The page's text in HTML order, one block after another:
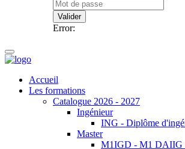
Valider
Error:
Accueil
Les formations
Catalogue 2026 - 2027
Ingénieur
ING - Diplôme
Master
M1IGD - M1 DAIIG